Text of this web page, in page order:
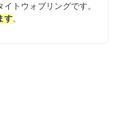
トウォブリングです。
す。